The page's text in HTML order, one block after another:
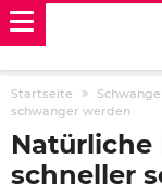
Startseite
schwanger werden
Natürliche
schneller